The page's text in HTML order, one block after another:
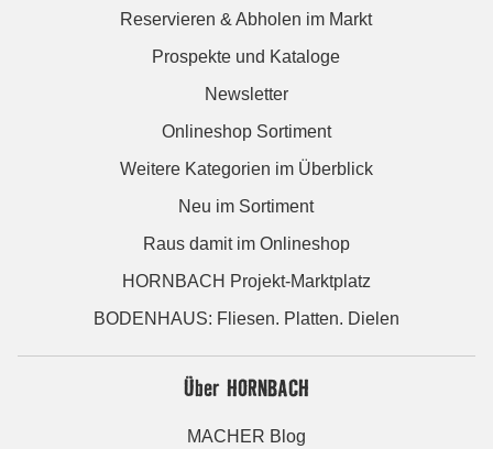
Reservieren & Abholen im Markt
Prospekte und Kataloge
Newsletter
Onlineshop Sortiment
Weitere Kategorien im Überblick
Neu im Sortiment
Raus damit im Onlineshop
HORNBACH Projekt-Marktplatz
BODENHAUS: Fliesen. Platten. Dielen
Über HORNBACH
MACHER Blog